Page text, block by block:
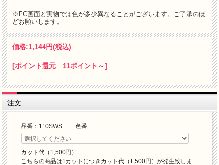
※PC画面と実物では色が多少異なることがございます。ご了承のほ
どお願いします。
価格:1,144円(税込)
[ポイント還元 11ポイント～]
注文
品番：110SWS 色番:
カット代（1,500円）:
こちらの商品は1カットにつきカット代（1,500円）が発生致しま